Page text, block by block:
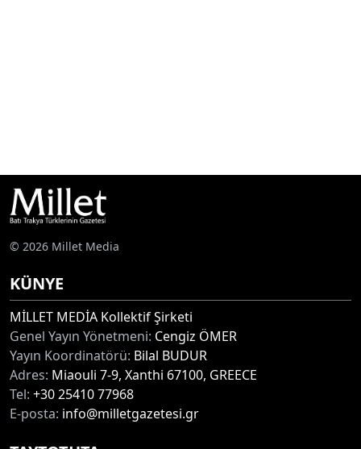
© 2026 Millet Media
KÜNYE
MİLLET MEDİA Kollektif Şirketi
Genel Yayın Yönetmeni: Cengiz ÖMER
Yayın Koordinatörü: Bilal BUDUR
Adres: Miaouli 7-9, Xanthi 67100, GREECE
Tel: +30 25410 77968
E-posta: info@milletgazetesi.gr